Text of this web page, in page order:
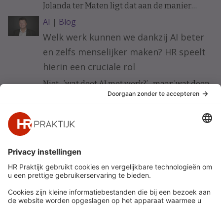
Jolanda ter Maten ligt dat aan de manier
waarop organisaties ermee beginnen.
AI | Blog
Welk werk kunnen we dankzij AI beter
en zelfs menselijker maken? HR speelt
hierin een cruciale rol
Niet ’wat doet AI met werk?’ maar ’wat doen
wij met AI om werk beter te maken?’ Vijf HR-
principes voor werkgeluk in een AI-gedreven
organisatie.
Snel naar
Nieuws
Meer
HR Academy